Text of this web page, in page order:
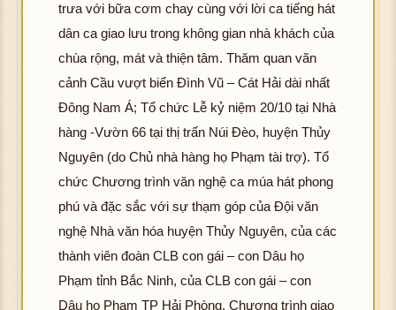
trưa với bữa cơm chay cùng với lời ca tiếng hát
dân ca giao lưu trong không gian nhà khách của
chùa rộng, mát và thiện tâm. Thăm quan vãn
cảnh Cầu vượt biển Đình Vũ – Cát Hải dài nhất
Đông Nam Á; Tổ chức Lễ kỷ niệm 20/10 tại Nhà
hàng -Vườn 66 tại thị trấn Núi Đèo, huyện Thủy
Nguyên (do Chủ nhà hàng họ Phạm tài trợ). Tổ
chức Chương trình văn nghệ ca múa hát phong
phú và đặc sắc với sự thạm góp của Đội văn
nghệ Nhà văn hóa huyện Thủy Nguyên, của các
thành viên đoàn CLB con gái – con Dâu họ
Phạm tỉnh Bắc Ninh, của CLB con gái – con
Dâu họ Phạm TP Hải Phòng. Chương trình giao